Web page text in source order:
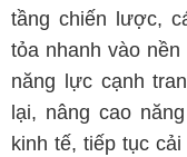
tầng chiến lược,
tỏa nhanh vào
năng lực cạnh
lại, nâng cao
kinh tế, tiếp tục